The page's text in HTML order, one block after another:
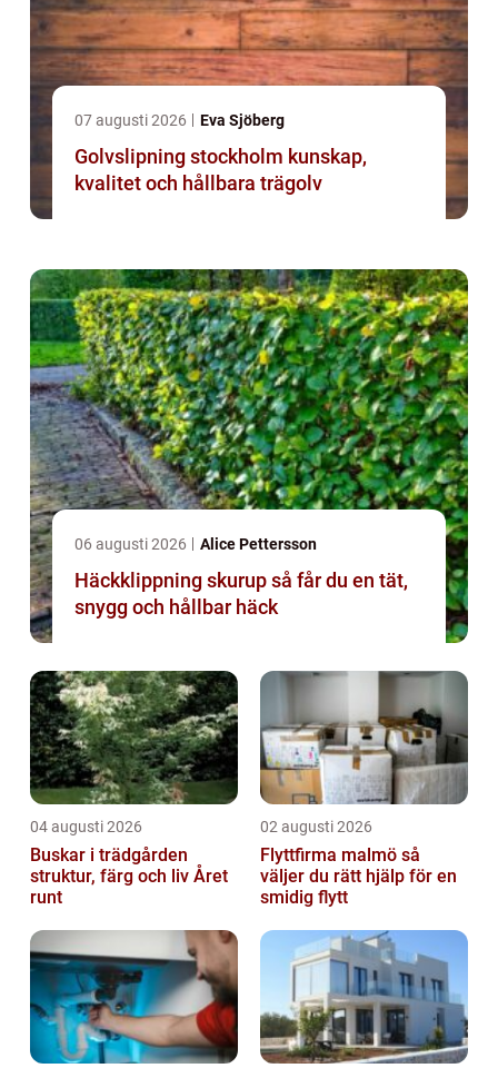
07 augusti 2026 Eva Sjöberg
Golvslipning stockholm kunskap,
kvalitet och hållbara trägolv
06 augusti 2026 Alice Pettersson
Häckklippning skurup så får du en tät,
snygg och hållbar häck
04 augusti 2026
Buskar i trädgården
struktur, färg och liv Året
runt
02 augusti 2026
Flyttfirma malmö så
väljer du rätt hjälp för en
smidig flytt